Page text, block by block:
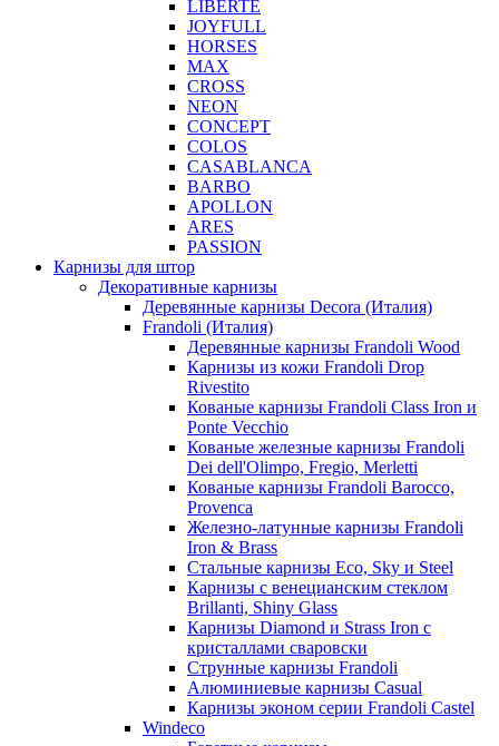
LIBERTE
JOYFULL
HORSES
MAX
CROSS
NEON
CONCEPT
COLOS
CASABLANCA
BARBO
APOLLON
ARES
PASSION
Карнизы для штор
Декоративные карнизы
Деревянные карнизы Decora (Италия)
Frandoli (Италия)
Деревянные карнизы Frandoli Wood
Карнизы из кожи Frandoli Drop
Rivestito
Кованые карнизы Frandoli Class Iron и
Ponte Vecchio
Кованые железные карнизы Frandoli
Dei dell'Olimpo, Fregio, Merletti
Кованые карнизы Frandoli Barocco,
Provenca
Железно-латунные карнизы Frandoli
Iron & Brass
Стальные карнизы Eco, Sky и Steel
Карнизы с венецианским стеклом
Brillanti, Shiny Glass
Карнизы Diamond и Strass Iron с
кристаллами сваровски
Струнные карнизы Frandoli
Алюминиевые карнизы Casual
Карнизы эконом серии Frandoli Castel
Windeco